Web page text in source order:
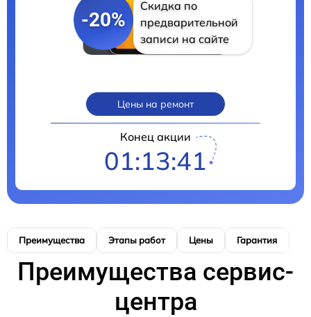
-20%
Скидка по
предварительной
записи на сайте
Цены на ремонт
Конец акции
01:13:40
Преимущества Этапы работ Цены Гарантия
Преимущества сервис-
центра